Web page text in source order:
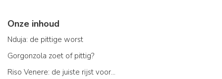
Onze inhoud
Nduja: de pittige worst
Gorgonzola zoet of pittig?
Riso Venere: de juiste rijst voor...